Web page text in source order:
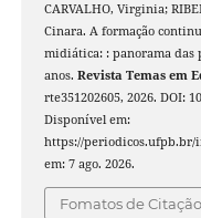
CARVALHO, Virginia;
Cinara. A formação
midiática: : panorama das
anos. Revista Temas em
rte351202605, 2026. DOI:
Disponível em:
https://periodicos.ufpb.br/
em: 7 ago. 2026.
Fomatos de Citação